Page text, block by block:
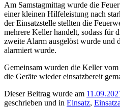
Am Samstagmittag wurde die
einer kleinen Hilfeleistung nach
der Einsatzstelle stellten die
mehrere Keller handelt, sodass für
zweite Alarm ausgelöst wurde und
alarmiert wurde.
Gemeinsam wurden die Keller
die Geräte wieder einsatzbereit
Dieser Beitrag wurde am
geschrieben und in Einsatz,